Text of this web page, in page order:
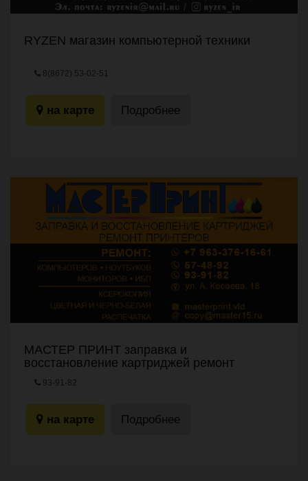
RYZEN магазин компьютерной техники
8(8672) 53-02-51
на карте Подробнее
МАСТЕР ПРИНТ заправка и
восстановление картриджей ремонт
93-91-82
на карте Подробнее